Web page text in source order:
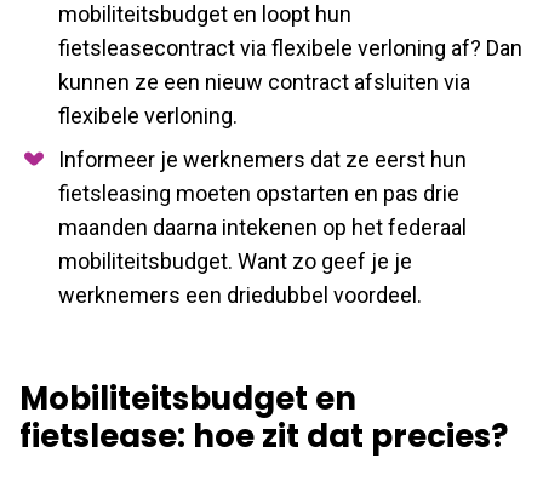
mobiliteitsbudget en loopt hun
fietsleasecontract via flexibele verloning af? Dan
kunnen ze een nieuw contract afsluiten via
flexibele verloning.
Informeer je werknemers dat ze eerst hun
fietsleasing moeten opstarten en pas drie
maanden daarna intekenen op het federaal
mobiliteitsbudget. Want zo geef je je
werknemers een driedubbel voordeel.
Mobiliteitsbudget en
fietslease: hoe zit dat precies?